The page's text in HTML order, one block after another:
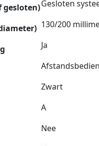
gesloten)Gesloten
130/200
Ja
Zwart
A
Nee